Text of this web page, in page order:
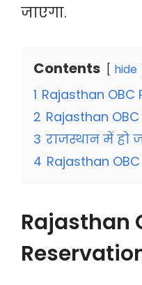
जाएगा.
Contents hide
1 Rajasthan OBC
2 Rajasthan
3 राजस्थान में हो
4 Rajasthan
Rajasthan